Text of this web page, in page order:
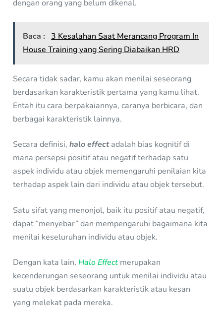
dengan orang yang belum dikenal.
Baca :
3 Kesalahan Saat Merancang Program In
House Training yang Sering Diabaikan HRD
Secara tidak sadar, kamu akan menilai seseorang
berdasarkan karakteristik pertama yang kamu lihat.
Entah itu cara berpakaiannya, caranya berbicara, dan
berbagai karakteristik lainnya.
Secara definisi,halo effectadalah bias kognitif di
mana persepsi positif atau negatif terhadap satu
aspek individu atau objek memengaruhi penilaian kita
terhadap aspek lain dari individu atau objek tersebut.
Satu sifat yang menonjol, baik itu positif atau negatif,
dapat “menyebar” dan mempengaruhi bagaimana kita
menilai keseluruhan individu atau objek.
Dengan kata lain, Halo Effect merupakan
kecenderungan seseorang untuk menilai individu atau
suatu objek berdasarkan karakteristik atau kesan
yang melekat pada mereka.